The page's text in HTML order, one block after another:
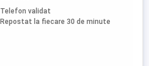
Telefon validat
Repostat la fiecare 30 de minute